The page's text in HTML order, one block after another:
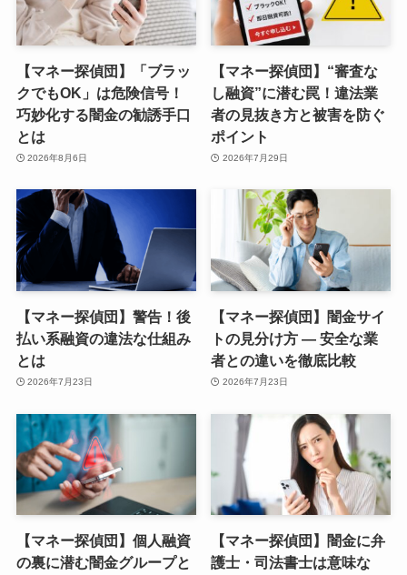
【マネー探偵団】「ブラッ
クでもOK」は危険信号！
巧妙化する闇金の勧誘手口
とは
2026年8月6日
【マネー探偵団】“審査な
し融資”に潜む罠！違法業
者の見抜き方と被害を防ぐ
ポイント
2026年7月29日
【マネー探偵団】警告！後
払い系融資の違法な仕組み
とは
2026年7月23日
【マネー探偵団】闇金サイ
トの見分け方 — 安全な業
者との違いを徹底比較
2026年7月23日
【マネー探偵団】個人融資
の裏に潜む闇金グループと
【マネー探偵団】闇金に弁
護士・司法書士は意味な